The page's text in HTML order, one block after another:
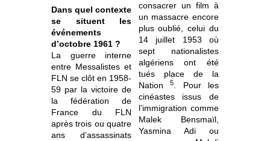
Dans quel contexte
se situent les
événements
d’octobre 1961 ?
La guerre interne
entre Messalistes et
FLN se clôt en 1958-
59 par la victoire de
la fédération de
France du FLN
après trois ou quatre
ans d’assassinats
consacrer un film à
un massacre encore
plus oublié, celui du
14 juillet 1953 où
sept nationalistes
algériens ont été
tués place de la
Nation5. Pour les
cinéastes issus de
l’immigration comme
Malek Bensmaïl,
Yasmina Adi ou